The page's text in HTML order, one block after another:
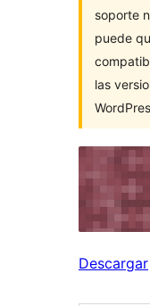
soporte
puede
las
Descargar